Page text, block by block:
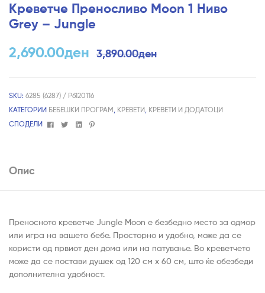
Креветче Преносливо Moon 1 Ниво
Grey – Jungle
3,890.00ден
2,690.00ден
SKU: 6285 (6287) / P6120116
КАТЕГОРИИ БЕБЕШКИ ПРОГРАМ КРЕВЕТИ КРЕВЕТИ И ДОДАТОЦИ
СПОДЕЛИ
FacebookTwitterLinkedin
Pinterest
Опис
Преносното креветче Jungle Moon е безбедно место за одмор
или игра на вашето бебе. Просторно и удобно, може да се
користи од првиот ден дома или на патување. Во креветчето
може да се постави душек од 120 см x 60 см, што ќе обезбеди
дополнителна удобност.